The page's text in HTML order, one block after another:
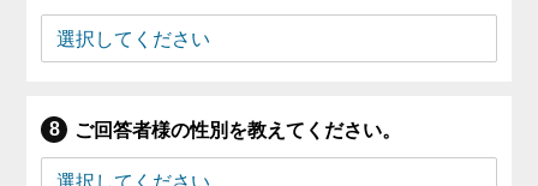
ご回答者様の性別を教えてください。